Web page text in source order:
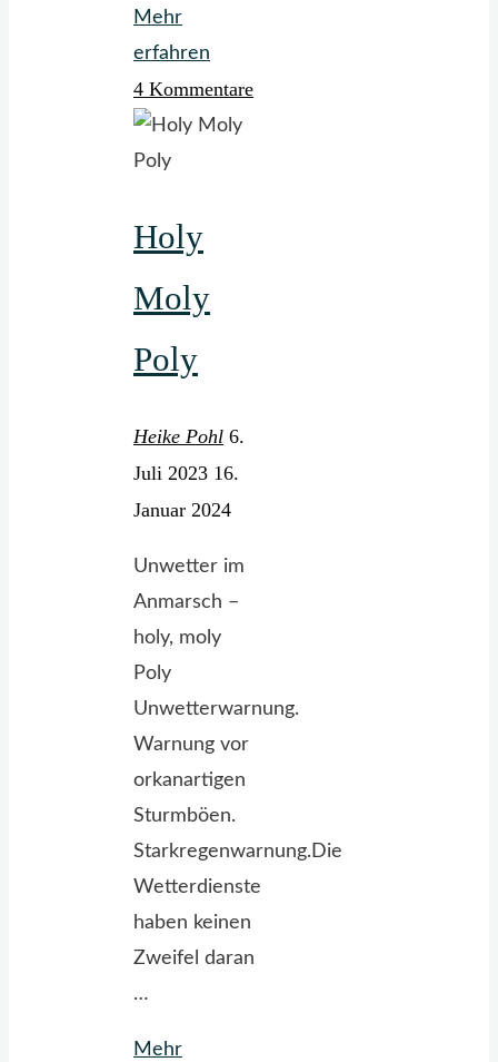
Mehr
erfahren
in
Weiß…"
4 Kommentare
Holy
Moly
Poly
Heike Pohl 6.
Juli 2023 16.
Januar 2024
Unwetter im
Anmarsch –
holy, moly
Poly
Unwetterwarnung.
Warnung vor
orkanartigen
Sturmböen.
Starkregenwarnung.Die
Wetterdienste
haben keinen
Zweifel daran
…
Mehr